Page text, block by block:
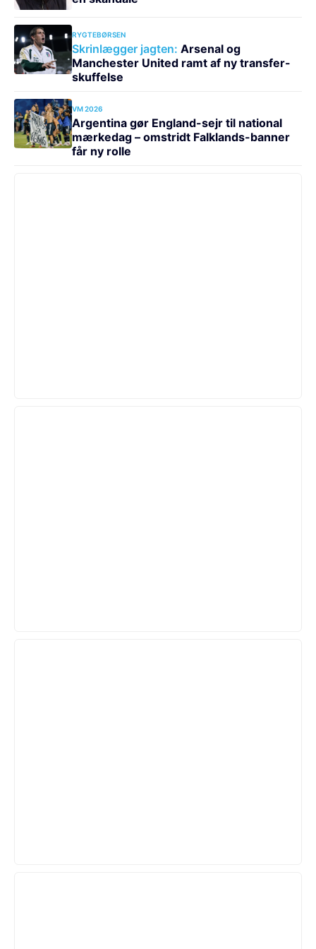
RYGTEBØRSEN
Skrinlægger jagten: Arsenal og
Manchester United ramt af ny transfer-
skuffelse
VM 2026
Argentina gør England-sejr til national
mærkedag – omstridt Falklands-banner
får ny rolle